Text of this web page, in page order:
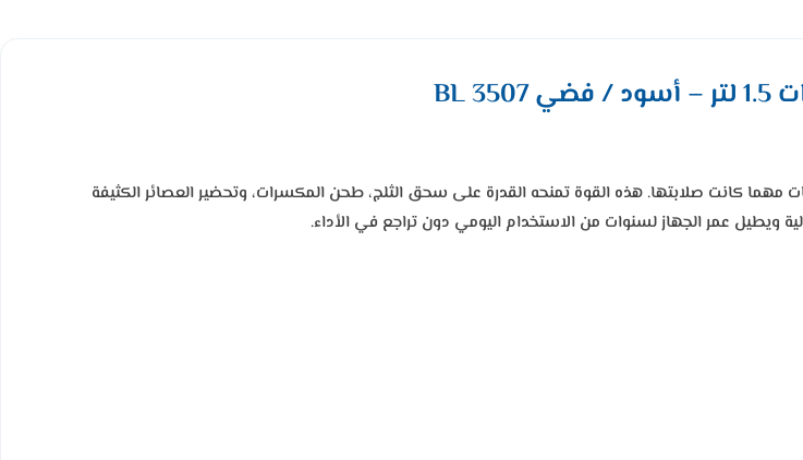
في خلط ومزج المكونات مهما كانت صلابتها. هذه القوة تمنحه القدرة على سحق الثلج، طحن المكسرات، وتحضير العصائر الكثيفة